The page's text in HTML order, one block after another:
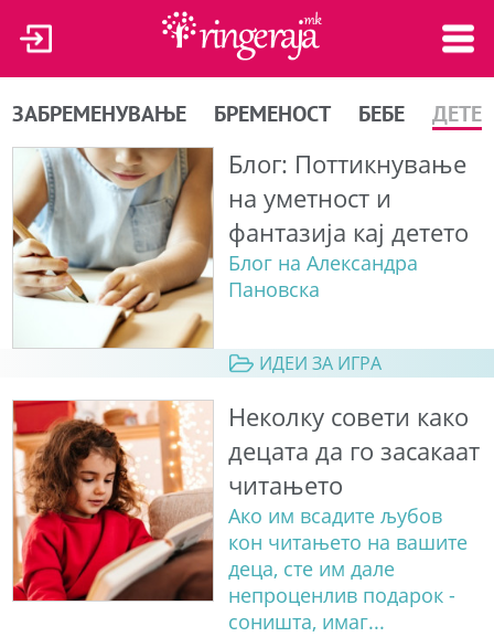
ЗАБРЕМЕНУВАЊЕ БРЕМЕНОСТ БЕБЕ ДЕТЕ
Блог: Поттикнување
на уметност и
фантазија кај детето
Блог на Александра
Пановска
ИДЕИ ЗА ИГРА
Неколку совети како
децата да го засакаат
читањето
Ако им всадите љубов
кон читањето на вашите
деца, сте им дале
непроценлив подарок -
соништа, имаг...